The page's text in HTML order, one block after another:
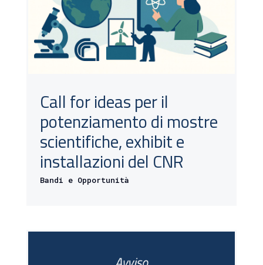
Call for ideas per il
potenziamento di mostre
scientifiche, exhibit e
installazioni del CNR
Bandi e Opportunità